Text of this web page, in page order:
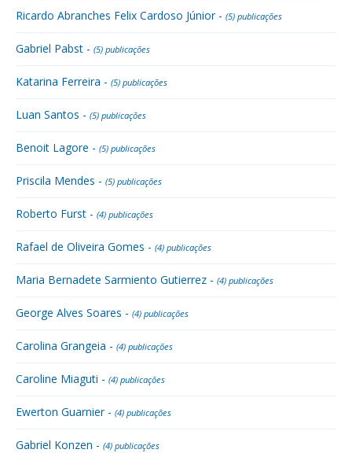
Ricardo Abranches Felix Cardoso Júnior - (5) publicações
Gabriel Pabst - (5) publicações
Katarina Ferreira - (5) publicações
Luan Santos - (5) publicações
Benoit Lagore - (5) publicações
Priscila Mendes - (5) publicações
Roberto Furst - (4) publicações
Rafael de Oliveira Gomes - (4) publicações
Maria Bernadete Sarmiento Gutierrez - (4) publicações
George Alves Soares - (4) publicações
Carolina Grangeia - (4) publicações
Caroline Miaguti - (4) publicações
Ewerton Guarnier - (4) publicações
Gabriel Konzen - (4) publicações